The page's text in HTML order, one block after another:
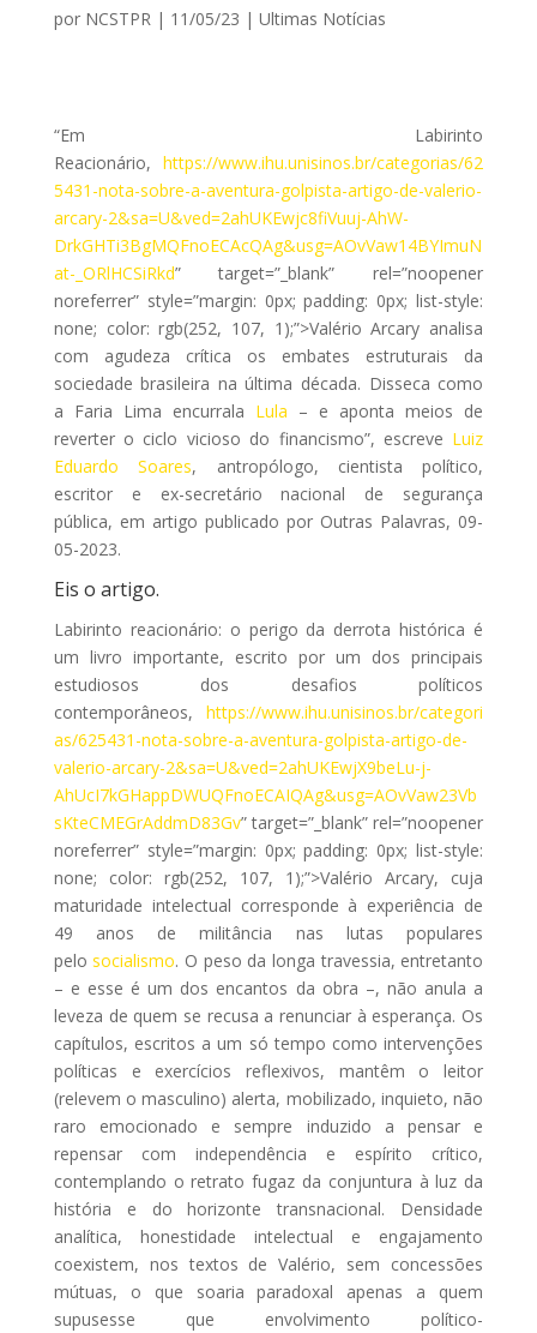
por NCSTPR| 11/05/23 | Ultimas Notícias
“Em Labirinto
Reacionário,https://www.ihu.unisinos.br/categorias/62
5431-nota-sobre-a-aventura-golpista-artigo-de-valerio-
arcary-2&sa=U&ved=2ahUKEwjc8fiVuuj-AhW-
DrkGHTi3BgMQFnoECAcQAg&usg=AOvVaw14BYImuN
at-_ORlHCSiRkd” target=”_blank” rel=”noopener
noreferrer” style=”margin: 0px; padding: 0px; list-style:
none; color: rgb(252, 107, 1);”>Valério Arcary analisa
com agudeza crítica os embates estruturais da
sociedade brasileira na última década. Disseca como
a Faria Lima encurrala Lula – e aponta meios de
reverter o ciclo vicioso do financismo”, escreve Luiz
Eduardo Soares, antropólogo, cientista político,
escritor e ex-secretário nacional de segurança
pública, em artigo publicado por Outras Palavras, 09-
05-2023.
Eis o artigo.
Labirinto reacionário: o perigo da derrota histórica é
um livro importante, escrito por um dos principais
estudiosos dos desafios políticos
contemporâneos,https://www.ihu.unisinos.br/categori
as/625431-nota-sobre-a-aventura-golpista-artigo-de-
valerio-arcary-2&sa=U&ved=2ahUKEwjX9beLu-j-
AhUcI7kGHappDWUQFnoECAIQAg&usg=AOvVaw23Vb
sKteCMEGrAddmD83Gv” target=”_blank” rel=”noopener
noreferrer” style=”margin: 0px; padding: 0px; list-style:
none; color: rgb(252, 107, 1);”>Valério Arcary, cuja
maturidade intelectual corresponde à experiência de
49 anos de militância nas lutas populares
pelosocialismo. O peso da longa travessia, entretanto
– e esse é um dos encantos da obra –, não anula a
leveza de quem se recusa a renunciar à esperança. Os
capítulos, escritos a um só tempo como intervenções
políticas e exercícios reflexivos, mantêm o leitor
(relevem o masculino) alerta, mobilizado, inquieto, não
raro emocionado e sempre induzido a pensar e
repensar com independência e espírito crítico,
contemplando o retrato fugaz da conjuntura à luz da
história e do horizonte transnacional. Densidade
analítica, honestidade intelectual e engajamento
coexistem, nos textos de Valério, sem concessões
mútuas, o que soaria paradoxal apenas a quem
supusesse que envolvimento político-